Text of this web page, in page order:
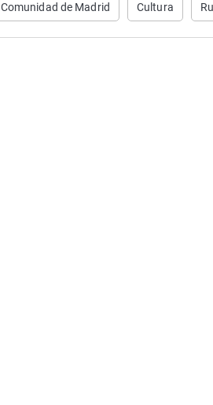
Comunidad de Madrid Cultura